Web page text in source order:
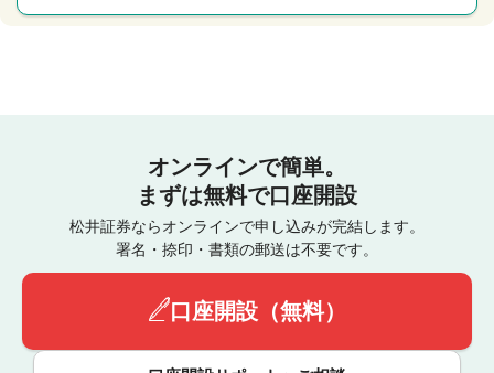
オンラインで簡単。
まずは無料で口座開設
松井証券ならオンラインで申し込みが完結します。
署名・捺印・書類の郵送は不要です。
口座開設（無料）